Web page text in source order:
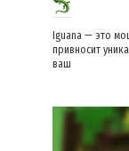
Iguana — это
привносит
ваш